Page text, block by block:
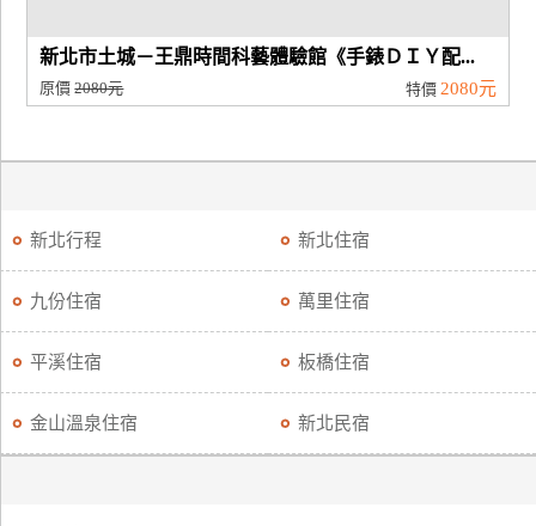
新北市土城－王鼎時間科藝體驗館《手錶ＤＩＹ配...
原價2080元 特價 2080元
新北行程 新北住宿
九份住宿 萬里住宿
平溪住宿 板橋住宿
金山溫泉住宿 新北民宿